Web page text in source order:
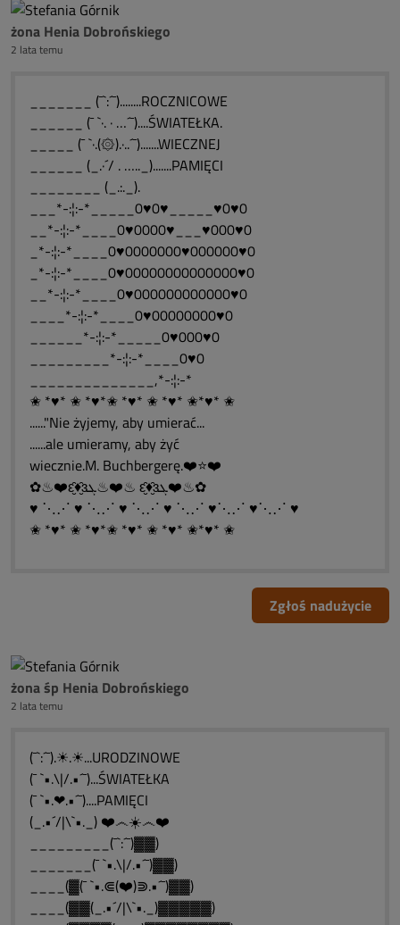
żona Henia Dobrońskiego
2 lata temu
_______ (¯`:´¯)........ROCZNICOWE
______ (¯ `·. · …´¯)....ŚWIATEŁKA.
_____ (¯ `·.(۞).·..´¯).......WIECZNEJ
______ (_.·´/ . ….._).......PAMIĘCI
________ (_.:._).
___*-:¦:-*_____0♥0♥_____♥0♥0
__*-:¦:-*____0♥0000♥___♥000♥0
_*-:¦:-*____0♥0000000♥000000♥0
_*-:¦:-*____0♥00000000000000♥0
__*-:¦:-*____0♥000000000000♥0
____*-:¦:-*____0♥00000000♥0
______*-:¦:-*_____0♥000♥0
_________*-:¦:-*____0♥0
______________,*-:¦:-*
✬ *♥* ✬ *♥*✬ *♥* ✬ *♥* ✬*♥* ✬
......"Nie żyjemy, aby umierać...
......ale umieramy, aby żyć
wiecznie.M. Buchbergerę.❤️⭐❤️
✿♨❤️ԑ̮̑♦̮̑ɜܓ♨❤️♨ ԑ̮̑♦̮̑ɜܓ❤️♨✿
♥ ⋱⋰ ♥ ⋱⋰ ♥ ⋱⋰ ♥ ⋱⋰ ♥⋱⋰ ♥⋱⋰ ♥
✬ *♥* ✬ *♥*✬ *♥* ✬ *♥* ✬*♥* ✬
Zgłoś nadużycie
żona śp Henia Dobrońskiego
2 lata temu
(¯`:´¯).☀.☀...URODZINOWE
(¯ `•.\|/.•´¯)...ŚWIATEŁKA
(¯ `•.❤.•´¯)....PAMIĘCI
(_.•´/|\`•._) ❤️෴☀️෴❤️
_________(¯`:´¯)▓▓)
_______(¯ `•.\|/.•´¯)▓▓)
____(▓(¯ `•.⋐(❤️)⋑.•´¯)▓▓)
____(▓▓(_.•´/|\`•._)▓▓▓▓▓)